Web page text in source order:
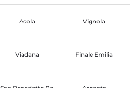
Asola Vignola
Viadana Finale Emilia